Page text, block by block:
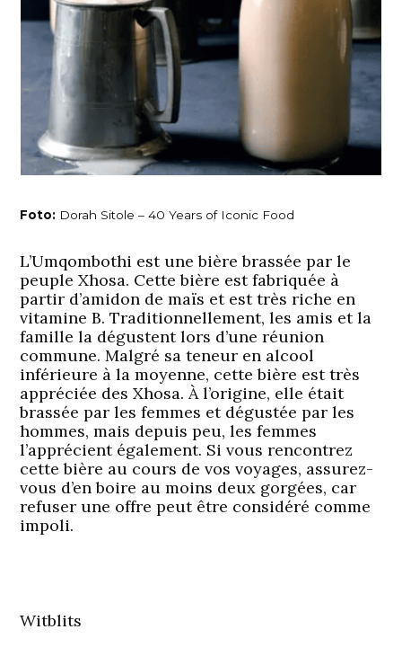
Foto: Dorah Sitole – 40 Years of Iconic Food
L’Umqombothi est une bière brassée par le
peuple Xhosa. Cette bière est fabriquée à
partir d’amidon de maïs et est très riche en
vitamine B. Traditionnellement, les amis et la
famille la dégustent lors d’une réunion
commune. Malgré sa teneur en alcool
inférieure à la moyenne, cette bière est très
appréciée des Xhosa. À l’origine, elle était
brassée par les femmes et dégustée par les
hommes, mais depuis peu, les femmes
l’apprécient également. Si vous rencontrez
cette bière au cours de vos voyages, assurez-
vous d’en boire au moins deux gorgées, car
refuser une offre peut être considéré comme
impoli.
Witblits